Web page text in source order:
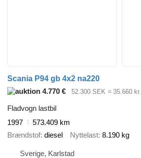
Scania P94 gb 4x2 na220
4.770 €
52.300 SEK ≈ 35.660 kr.
Fladvogn lastbil
1997
573.409 km
Brændstof diesel Nyttelast 8.190 kg
Sverige, Karlstad